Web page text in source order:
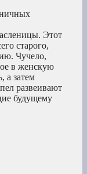
Этот
старого,
Чучело,
в женскую
а затем
развеивают
будущему